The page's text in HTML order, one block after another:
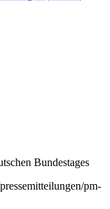
Bundestages
pm-